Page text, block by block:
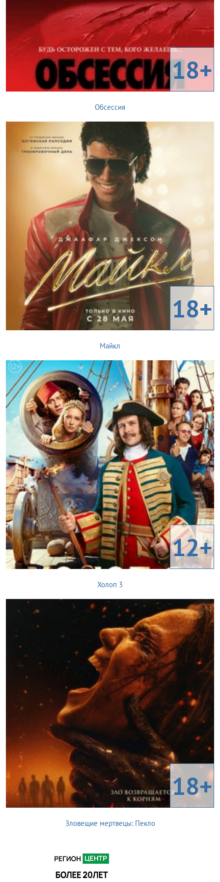
18+
Обсессия
18+
Майкл
12+
Холоп 3
18+
Зловещие мертвецы: Пекло